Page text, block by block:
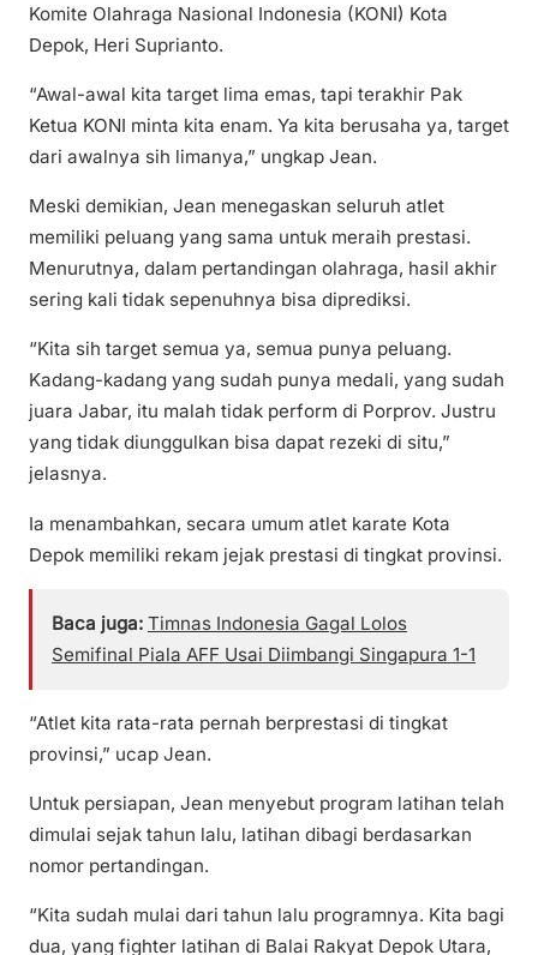
Komite Olahraga Nasional Indonesia (KONI) Kota
Depok, Heri Suprianto.
“Awal-awal kita target lima emas, tapi terakhir Pak
Ketua KONI minta kita enam. Ya kita berusaha ya, target
dari awalnya sih limanya,” ungkap Jean.
Meski demikian, Jean menegaskan seluruh atlet
memiliki peluang yang sama untuk meraih prestasi.
Menurutnya, dalam pertandingan olahraga, hasil akhir
sering kali tidak sepenuhnya bisa diprediksi.
“Kita sih target semua ya, semua punya peluang.
Kadang-kadang yang sudah punya medali, yang sudah
juara Jabar, itu malah tidak perform di Porprov. Justru
yang tidak diunggulkan bisa dapat rezeki di situ,”
jelasnya.
Ia menambahkan, secara umum atlet karate Kota
Depok memiliki rekam jejak prestasi di tingkat provinsi.
Baca juga: Timnas Indonesia Gagal Lolos
Semifinal Piala AFF Usai Diimbangi Singapura 1-1
“Atlet kita rata-rata pernah berprestasi di tingkat
provinsi,” ucap Jean.
Untuk persiapan, Jean menyebut program latihan telah
dimulai sejak tahun lalu, latihan dibagi berdasarkan
nomor pertandingan.
“Kita sudah mulai dari tahun lalu programnya. Kita bagi
dua, yang fighter latihan di Balai Rakyat Depok Utara,